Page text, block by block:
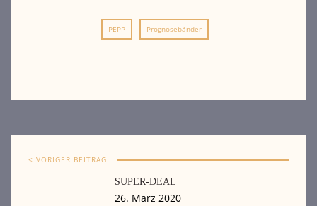
PEPP Prognosebänder
< VORIGER BEITRAG
SUPER-DEAL
26. März 2020